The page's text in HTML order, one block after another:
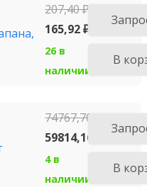
207,40₽
165,92₽
26 в
наличии
В
74767,70
59814,16
4 в
наличии
В